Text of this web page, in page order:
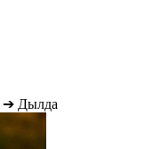
➔ Дылда